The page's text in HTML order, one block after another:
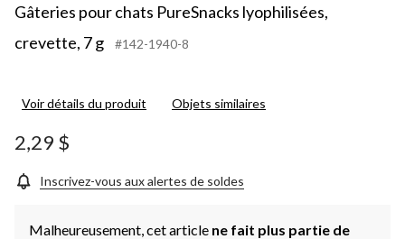
Gâteries pour chats PureSnacks lyophilisées,
crevette, 7 g
#142-1940-8
Voir détails du produit Objets similaires
2,29 $
Inscrivez-vous aux alertes de soldes
Malheureusement, cet article ne fait plus partie de